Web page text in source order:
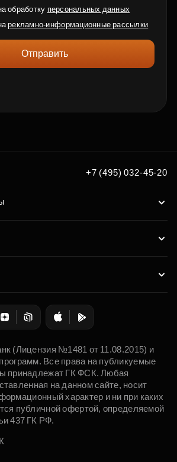
обработку персональных данных
рекламно-информационные рассылки
Отправить
+7 (495) 032-45-20
(Лицензия №1481 от 11.08.2015) и
Все права на публикуемые
принадлежат ГК ФСК. Любая
на данном сайте, носит
характер и ни при каких
публичной офертой, определяемой
437 ГК РФ.